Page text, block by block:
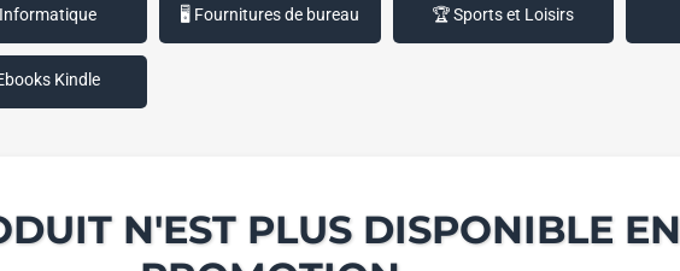
🖥️ Fournitures de bureau 🏆 Sports et Loisirs
Kindle
N'EST PLUS DISPONIBLE EN